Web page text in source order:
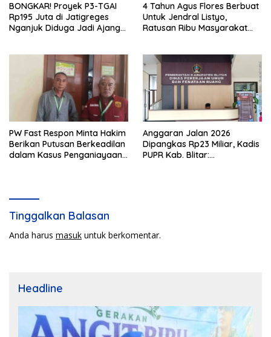
BONGKAR! Proyek P3-TGAI
Rp195 Juta di Jatigreges
Nganjuk Diduga Jadi Ajang
4 Tahun Agus Flores Berbuat
Untuk Jendral Listyo,
Ratusan Ribu Masyarakat
PW Fast Respon Minta Hakim
Berikan Putusan Berkeadilan
dalam Kasus Penganiayaan
Anggaran Jalan 2026
Dipangkas Rp23 Miliar, Kadis
PUPR Kab. Blitar:
Tinggalkan Balasan
Anda harus masuk untuk berkomentar.
Headline